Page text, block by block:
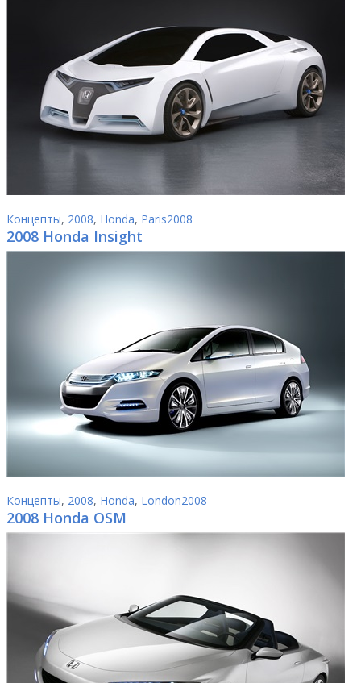
Концепты, 2008, Honda, Paris2008
2008 Honda Insight
Концепты, 2008, Honda, London2008
2008 Honda OSM